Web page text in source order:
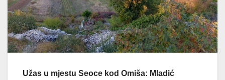
Užas u mjestu Seoce kod Omiša: Mladić